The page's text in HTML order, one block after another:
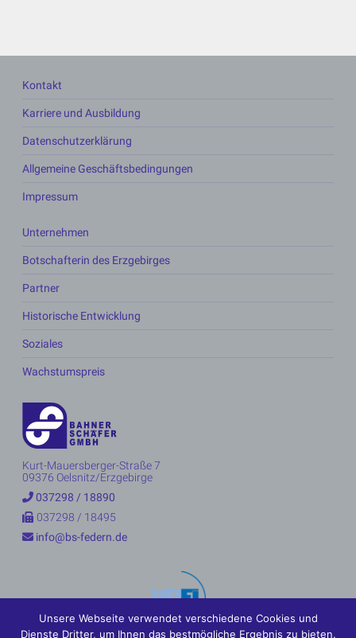
Kontakt
Karriere und Ausbildung
Datenschutzerklärung
Allgemeine Geschäftsbedingungen
Impressum
Unternehmen
Botschafterin des Erzgebirges
Partner
Historische Entwicklung
Soziales
Wachstumspreis
Kurt-Mauersberger-Straße 7
09376 Oelsnitz/Erzgebirge
037298 / 18890
037298 / 18495
info@bs-federn.de
Unsere Webseite verwendet verschiedene Cookies und
Dienste Dritter, um Ihnen das bestmögliche Ergebnis zu bieten.